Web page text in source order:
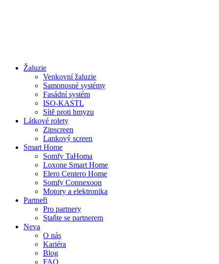
Žaluzie
Venkovní žaluzie
Samonosné systémy
Fasádní systém
ISO-KASTL
Sítě proti hmyzu
Látkové rolety
Zipscreen
Lankový screen
Smart Home
Somfy TaHoma
Loxone Smart Home
Elero Centero Home
Somfy Connexoon
Motory a elektronika
Partneři
Pro partnery
Staňte se partnerem
Neva
O nás
Kariéra
Blog
FAQ